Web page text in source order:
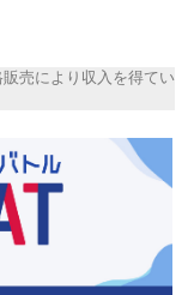
売により収入を得てい